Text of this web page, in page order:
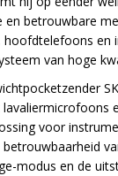
en betrouwbare
en
van hoge
voor
modus en de